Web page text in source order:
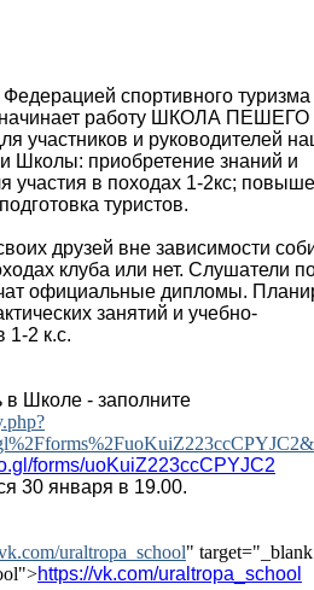
спортивного туризма
начинает работу ШКОЛА
и руководителей
Школы: приобретение знаний и
участия в походах 1-2кс;
туристов.
друзей вне зависимости
клуба или нет. Слушатели
официальные дипломы.
занятий и учебно-
1-2 к.с.
Школе - заполните
forms/uoKuiZ223ccCPYJC2
30 января в 19.00.
uraltropa_school"
https://vk.com/uraltropa_school